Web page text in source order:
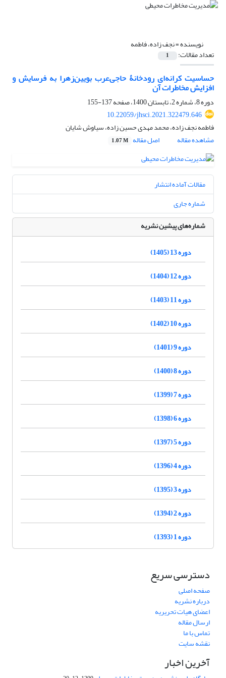
نویسنده =نجف زاده، فاطمه
تعداد مقالات: 1
حساسیت کرانه‌ای رودخانۀ حاجی‌عرب بویین‌زهرا به فرسایش و
افزایش مخاطرات آن
دوره 8، شماره 2، تابستان 1400، صفحه
137-155
10.22059/jhsci.2021.322479.646
فاطمه نجف زاده، محمد مهدی حسین زاده، سیاوش شایان
مشاهده مقاله
اصل مقاله 1.07 M
مقالات آماده انتشار
شماره جاری
شماره‌های پیشین نشریه
دوره 13 (1405)
دوره 12 (1404)
دوره 11 (1403)
دوره 10 (1402)
دوره 9 (1401)
دوره 8 (1400)
دوره 7 (1399)
دوره 6 (1398)
دوره 5 (1397)
دوره 4 (1396)
دوره 3 (1395)
دوره 2 (1394)
دوره 1 (1393)
دسترسی سریع
صفحه اصلی
درباره نشریه
اعضای هیات تحریریه
ارسال مقاله
تماس با ما
نقشه سایت
آخرین اخبار